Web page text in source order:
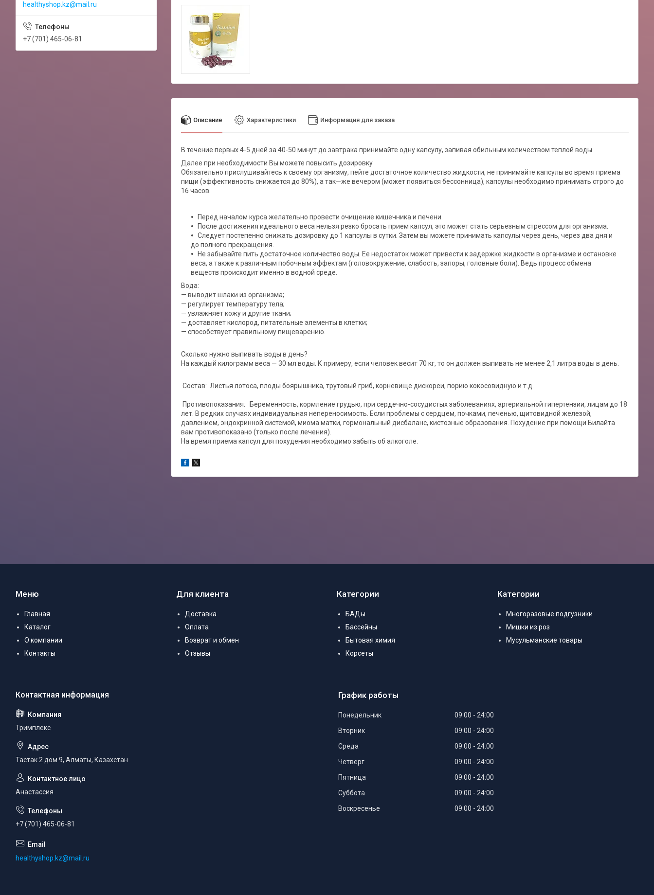
Описание Характеристики Информация для заказа
В течение первых 4-5 дней за 40-50 минут до завтрака принимайте одну капсулу, запивая обильным количеством теплой воды.
Далее при необходимости Вы можете повысить дозировку
Обязательно прислушивайтесь к своему организму, пейте достаточное количество жидкости, не принимайте капсулы во время приема
пищи (эффективность снижается до 80%), а так—же вечером (может появиться бессонница), капсулы необходимо принимать строго до
16 часов.
Перед началом курса желательно провести очищение кишечника и печени.
После достижения идеального веса нельзя резко бросать прием капсул, это может стать серьезным стрессом для организма.
Следует постепенно снижать дозировку до 1 капсулы в сутки. Затем вы можете принимать капсулы через день, через два дня и
до полного прекращения.
Не забывайте пить достаточное количество воды. Ее недостаток может привести к задержке жидкости в организме и остановке
веса, а также к различным побочным эффектам (головокружение, слабость, запоры, головные боли). Ведь процесс обмена
веществ происходит именно в водной среде.
Вода:
— выводит шлаки из организма;
— регулирует температуру тела;
— увлажняет кожу и другие ткани;
— доставляет кислород, питательные элементы в клетки;
— способствует правильному пищеварению.
Сколько нужно выпивать воды в день?
​На каждый килограмм веса — 30 мл воды. К примеру, если человек весит 70 кг, то он должен выпивать не менее 2,1 литра воды в день.
Состав: Листья лотоса, плоды боярышника, трутовый гриб, корневище дискореи, порию кокосовидную и т.д.
Противопоказания: Беременность, кормление грудью, при сердечно-сосудистых заболеваниях, артериальной гипертензии, лицам до 18
лет. В редких случаях индивидуальная непереносимость. Если проблемы с сердцем, почками, печенью, щитовидной железой,
давлением, эндокринной системой, миома матки, гормональный дисбаланс, кистозные образования. Похудение при помощи Билайта
вам противопоказано (только после лечения).
На время приема капсул для похудения необходимо забыть об алкоголе.
healthyshop.kz@mail.ru
+7 (701) 465-06-81
Меню
Главная
Каталог
О компании
Контакты
Для клиента
Доставка
Оплата
Возврат и обмен
Отзывы
Категории
БАДы
Бассейны
Бытовая химия
Корсеты
Категории
Многоразовые подгузники
Мишки из роз
Мусульманские товары
Тримплекс
Тастак 2 дом 9, Алматы, Казахстан
Анастассия
+7 (701) 465-06-81
healthyshop.kz@mail.ru
График работы
Понедельник 09:00
24:00
Вторник
09:00
24:00
Среда
09:00
24:00
Четверг
09:00
24:00
Пятница
09:00
24:00
Суббота
09:00
24:00
Воскресенье
09:00 24:00